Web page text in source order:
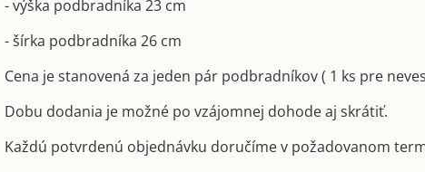
- výška podbradníka 23 cm
- šírka podbradníka 26 cm
Cena je stanovená za jeden pár podbradníkov ( 1 ks pre
Dobu dodania je možné po vzájomnej dohode aj skrátiť.
Každú potvrdenú objednávku doručíme v požadovanom